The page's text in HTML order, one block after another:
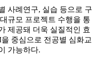
사례연구, 실습 등으로 구
규모 프로젝트 수행을 통
제공돼 더욱 실질적인 효
중심으로 전공별 심화교
가능하다.